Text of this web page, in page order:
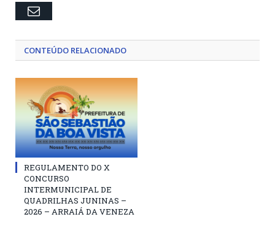
Email
CONTEÚDO RELACIONADO
REGULAMENTO DO X
CONCURSO
INTERMUNICIPAL DE
QUADRILHAS JUNINAS –
2026 – ARRAIÁ DA VENEZA